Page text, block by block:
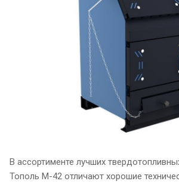
В ассортименте лучших
Тополь М-42 отличают хорошие